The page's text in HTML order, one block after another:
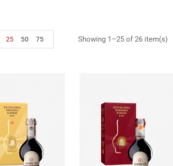
Showing 1–25 of 26 item(s)
25 50 75